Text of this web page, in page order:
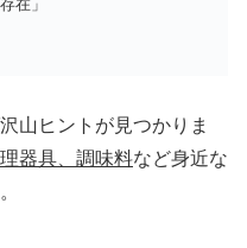
在」
山ヒントが見つかりま
器具、調味料など身近な